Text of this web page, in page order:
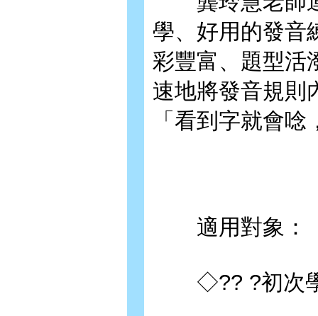
學、好用的發音
彩豐富、題型活
速地將發音規則
「看到字就會
適用對象：
◇?? ?初次學